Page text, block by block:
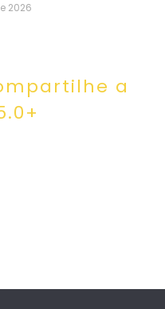
2026
a